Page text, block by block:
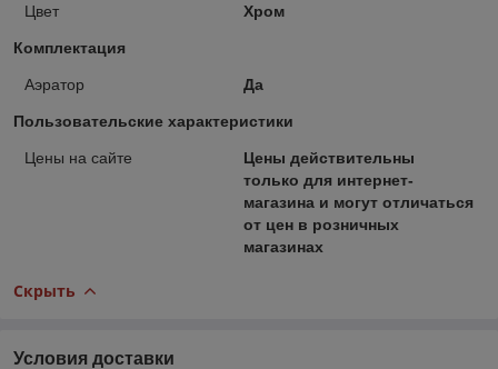
Цвет
Хром
Комплектация
Аэратор Да
Пользовательские характеристики
Цены на сайте
Цены действительны
только для интернет-
магазина и могут отличаться
от цен в розничных
магазинах
Скрыть
Условия доставки